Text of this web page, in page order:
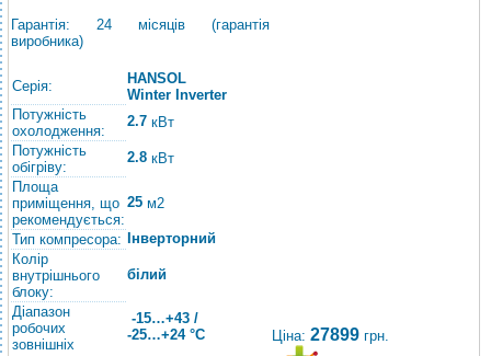
Гарантія: 24 місяців (гарантія
виробника)
Серія:
HANSOL
Winter Inverter
Потужність
охолодження:
2.7 кВт
Потужність
обігріву:
2.8 кВт
Площа
приміщення, що
рекомендується:
25 м2
Тип компресора:
Інверторний
Колір
внутрішнього
блоку:
білий
Діапазон
робочих
зовнішніх
-15…+43 /
-25…+24 °C
Ціна: 27899 грн.